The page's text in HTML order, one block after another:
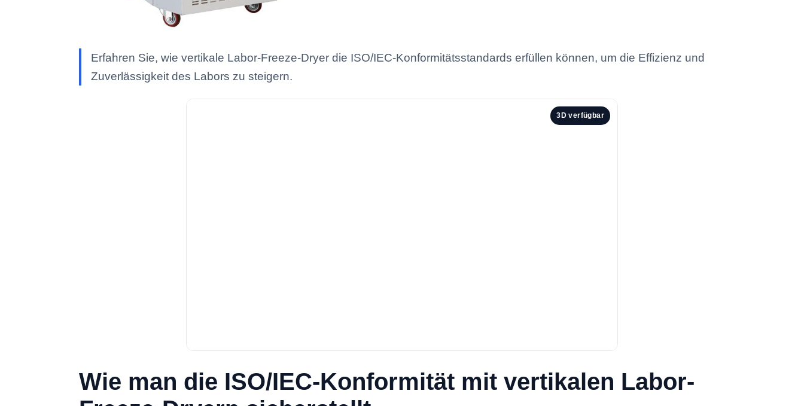
Erfahren Sie, wie vertikale Labor-Freeze-Dryer die ISO/IEC-Konformitätsstandards erfüllen können, um die Effizienz und
Zuverlässigkeit des Labors zu steigern.
3D verfügbar
Wie man die ISO/IEC-Konformität mit vertikalen Labor-